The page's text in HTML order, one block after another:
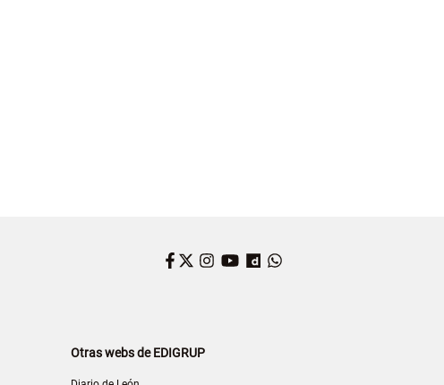
Facebook
Twitter
Instagram
YouTube
Dailymotion
Otras webs de EDIGRUP